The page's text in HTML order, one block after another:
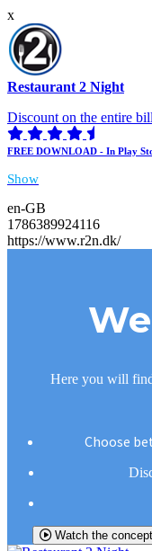
x
Restaurant 2 Night
Discount on the entire
FREE DOWNLOAD - In Play
Show
en-GB
1786389924116
https://www.r2n.dk/
Here you will
Choose
Watch the